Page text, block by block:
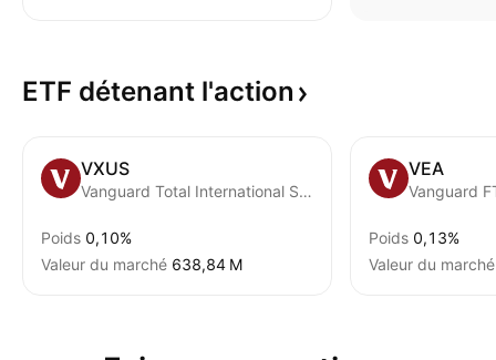
ETF détenant l'action
VXUS
Vanguard Total International Stock ETF
Poids 0,10%
Valeur du marché ‪638,84 M‬
VEA
Poids 0,13%
Valeur du marché